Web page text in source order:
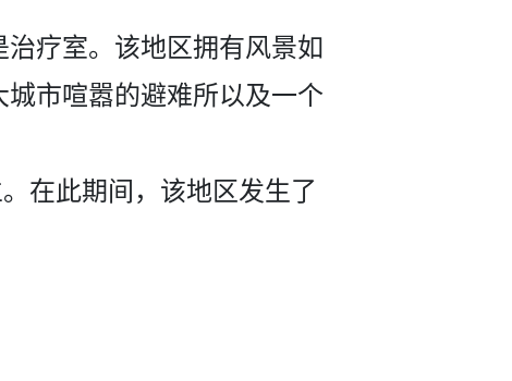
疗室。该地区拥­有风景如
市喧嚣的避难所以及一个
在此期间，该地区发生了